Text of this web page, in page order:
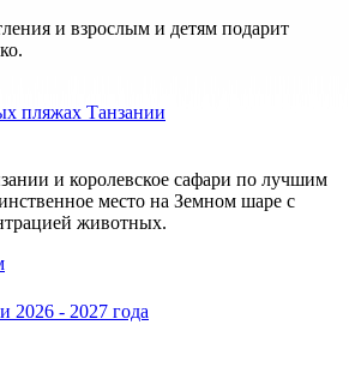
и взрослым и детям подарит
пляжах Танзании
и королевское сафари по лучшим
место на Земном шаре с
животных.
2026 - 2027 года